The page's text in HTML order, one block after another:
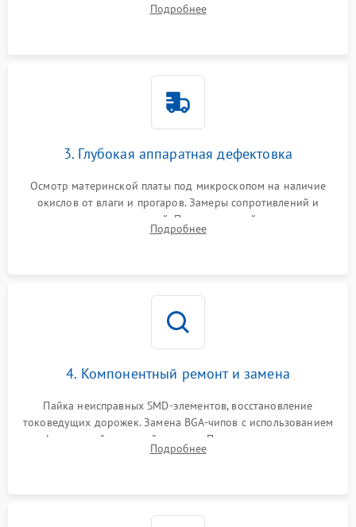
высохшей термопасты с кристаллов чипов.
Подробнее
3. Глубокая аппаратная дефектовка
Осмотр материнской платы под микроскопом на наличие
окислов от влаги и прогаров. Замеры сопротивлений и
дежурных напряжений. Проверка цепей питания,
мультиконтроллера, процессора и видеочипа.
Подробнее
4. Компонентный ремонт и замена
Пайка неисправных SMD-элементов, восстановление
токоведущих дорожек. Замена BGA-чипов с использованием
инфракрасной паяльной станции. Прошивка микросхемы
BIOS или замена поврежденных портов USB
Подробнее